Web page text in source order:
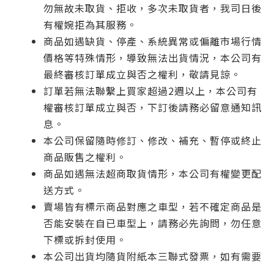
勿無故未取貨、拒收，多次未取貨者，我司日後
有權婉拒為其服務。
商品如遇缺貨、停產、系統異常或偏離市場行情
價格等特殊情形，導致無法出貨情況，本公司有
最終審核訂單成立與否之權利，敬請見諒。
訂單若無法聯繫上買家超過2週以上，本公司有
權審核訂單成立與否，下訂後請務必留意通知訊
息。
本公司保留隨時修訂、修改、補充、暫停或終止
商品販售之權利。
商品如遇無法超商取貨情形，本公司有權變更配
送方式。
賣場皆有標示商品對應之車型，若不確定商品是
否能安裝在自已車型上，請務必先詢問，勿任意
下標或拆封使用。
本公司出貨均隨貨附紙本三聯式發票，如有需要